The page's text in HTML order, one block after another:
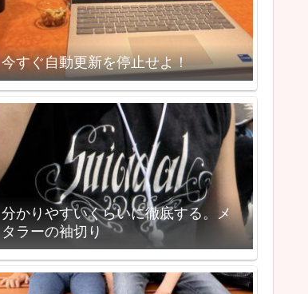
今すぐ自動更新を停止せよ！
分かりやすいくらいに徹底する。メ
タラーの袖切り